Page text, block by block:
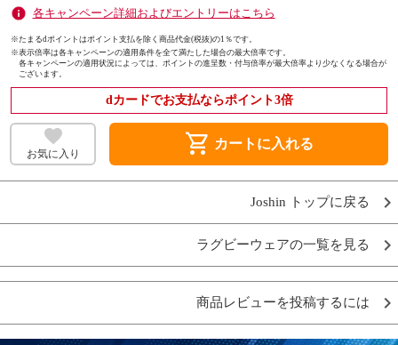
各キャンペーン詳細およびエントリーはこちら
※たまるdポイントはポイント支払を除く商品代金(税抜)の1％です。
※表示倍率は各キャンペーンの適用条件を全て満たした場合の最大倍率です。
各キャンペーンの適用状況によっては、ポイントの進呈数・付与倍率が最大倍率より少なくなる場合が
ございます。
dカードでお支払ならポイント3倍
お気に入り shopping_cart カートに入れる
Joshin トップに戻る
ラグビーウェアの一覧を見る
商品レビューを投稿するには